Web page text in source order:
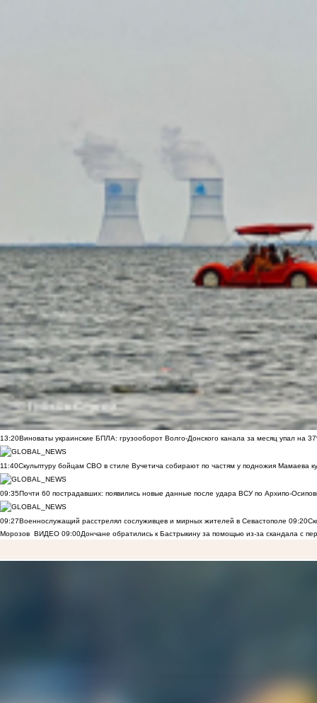
13:20Виноваты украинские БПЛА: грузооборот Волго-Донского канала за месяц упал на
11:40Скульптуру бойцам СВО в стиле Вучетича собирают по частям у подножия Мамаева
09:35Почти 60 пострадавших: появились новые данные после удара ВСУ по Архипо-
09:27Военнослужащий расстрелял сослуживцев и мирных жителей в Севастополе 09:20
Морозов ВИДЕО 09:00Дончане обратились к Бастрыкину за помощью из-за скандала с